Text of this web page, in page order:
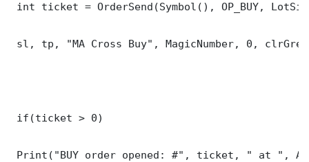
int ticket = OrderSend(Symbol(), OP_BUY,
sl, tp, "MA Cross Buy", MagicNumber, 0,
if(ticket > 0)
Print("BUY order opened: #", ticket, " at ",